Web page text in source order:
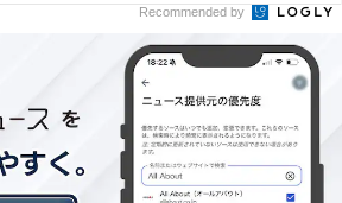
Recommended by